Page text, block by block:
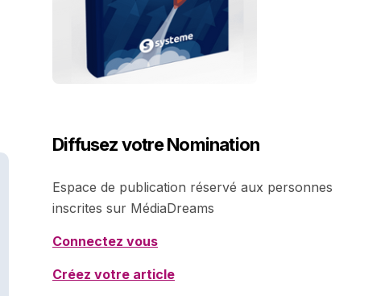
Diffusez votre Nomination
Espace de publication réservé aux personnes
inscrites sur MédiaDreams
Connectez vous
Créez votre article